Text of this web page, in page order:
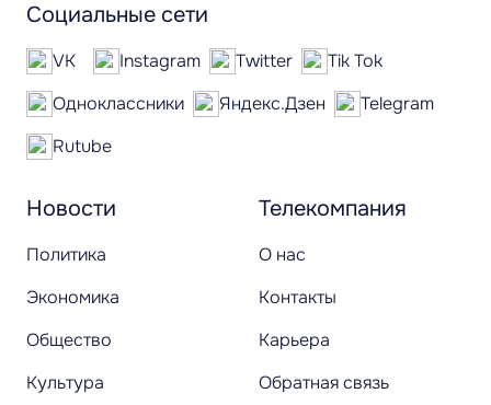
Новости
Политика
Экономика
Общество
Культура
Телекомпания
О нас
Контакты
Карьера
Обратная связь
Социальные сети
VK Instagram Twitter
Tik Tok
Одноклассники
Яндекс.Дзен
Telegram
Rutube